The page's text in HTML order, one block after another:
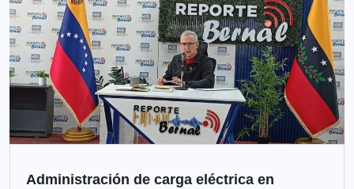
Administración de carga eléctrica en